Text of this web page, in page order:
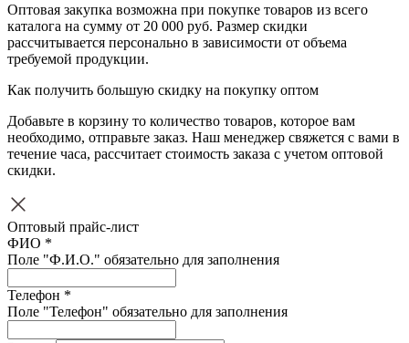
Оптовая закупка возможна при покупке товаров из всего
каталога на сумму от 20 000 руб. Размер скидки
рассчитывается персонально в зависимости от объема
требуемой продукции.
Как получить большую скидку на покупку оптом
Добавьте в корзину то количество товаров, которое вам
необходимо, отправьте заказ. Наш менеджер свяжется с вами в
течение часа, рассчитает стоимость заказа с учетом оптовой
скидки.
Оптовый прайс-лист
ФИО *
Поле "Ф.И.О." обязательно для заполнения
Телефон *
Поле "Телефон" обязательно для заполнения